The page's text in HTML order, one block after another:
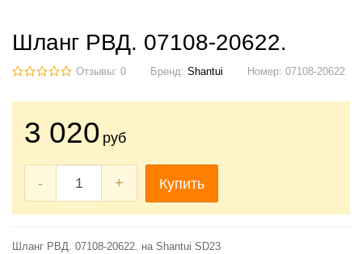
Шланг РВД. 07108-20622.
Отзывы: 0 Бренд: Shantui Номер: 07108-20622
3 020 руб
- + Купить
Шланг РВД. 07108-20622. на Shantui SD23